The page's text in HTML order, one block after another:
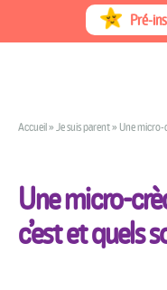
to
Pré-
Accueil» Je suis parent» Une micro-
Une micro-
c’est et quels